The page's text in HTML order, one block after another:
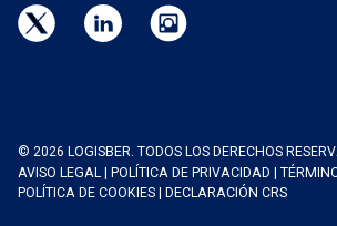
© 2026 LOGISBER. TODOS LOS DERECHOS
AVISO LEGAL| POLÍTICA DE PRIVACIDAD
POLÍTICA DE COOKIES
DECLARACIÓN CRS